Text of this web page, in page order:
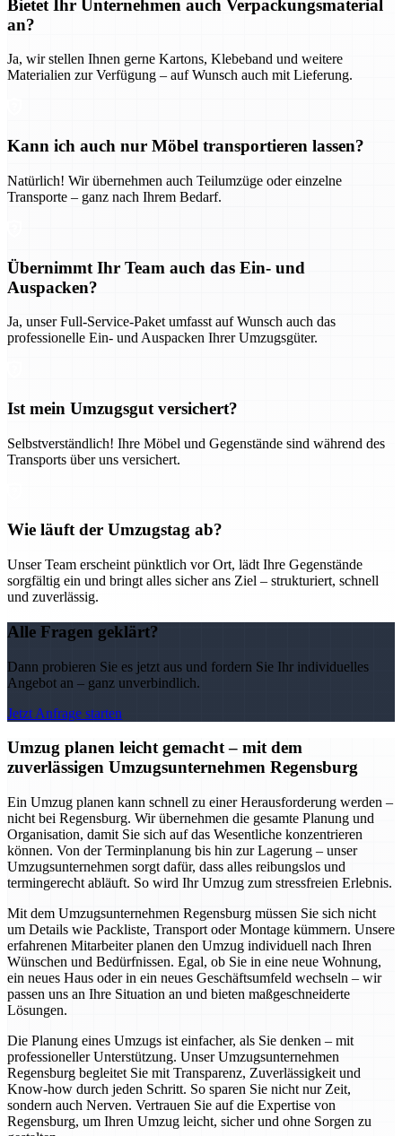
Bietet Ihr Unternehmen auch Verpackungsmaterial
an?
Ja, wir stellen Ihnen gerne Kartons, Klebeband und weitere
Materialien zur Verfügung – auf Wunsch auch mit Lieferung.
Kann ich auch nur Möbel transportieren lassen?
Natürlich! Wir übernehmen auch Teilumzüge oder einzelne
Transporte – ganz nach Ihrem Bedarf.
Übernimmt Ihr Team auch das Ein- und
Auspacken?
Ja, unser Full-Service-Paket umfasst auf Wunsch auch das
professionelle Ein- und Auspacken Ihrer Umzugsgüter.
Ist mein Umzugsgut versichert?
Selbstverständlich! Ihre Möbel und Gegenstände sind während des
Transports über uns versichert.
Wie läuft der Umzugstag ab?
Unser Team erscheint pünktlich vor Ort, lädt Ihre Gegenstände
sorgfältig ein und bringt alles sicher ans Ziel – strukturiert, schnell
und zuverlässig.
Alle Fragen geklärt?
Dann probieren Sie es jetzt aus und fordern Sie Ihr individuelles
Angebot an – ganz unverbindlich.
Jetzt Anfrage starten
Umzug planen leicht gemacht – mit dem
zuverlässigen Umzugsunternehmen Regensburg
Ein Umzug planen kann schnell zu einer Herausforderung werden –
nicht bei Regensburg. Wir übernehmen die gesamte Planung und
Organisation, damit Sie sich auf das Wesentliche konzentrieren
können. Von der Terminplanung bis hin zur Lagerung – unser
Umzugsunternehmen sorgt dafür, dass alles reibungslos und
termingerecht abläuft. So wird Ihr Umzug zum stressfreien Erlebnis.
Mit dem Umzugsunternehmen Regensburg müssen Sie sich nicht
um Details wie Packliste, Transport oder Montage kümmern. Unsere
erfahrenen Mitarbeiter planen den Umzug individuell nach Ihren
Wünschen und Bedürfnissen. Egal, ob Sie in eine neue Wohnung,
ein neues Haus oder in ein neues Geschäftsumfeld wechseln – wir
passen uns an Ihre Situation an und bieten maßgeschneiderte
Lösungen.
Die Planung eines Umzugs ist einfacher, als Sie denken – mit
professioneller Unterstützung. Unser Umzugsunternehmen
Regensburg begleitet Sie mit Transparenz, Zuverlässigkeit und
Know-how durch jeden Schritt. So sparen Sie nicht nur Zeit,
sondern auch Nerven. Vertrauen Sie auf die Expertise von
Regensburg, um Ihren Umzug leicht, sicher und ohne Sorgen zu